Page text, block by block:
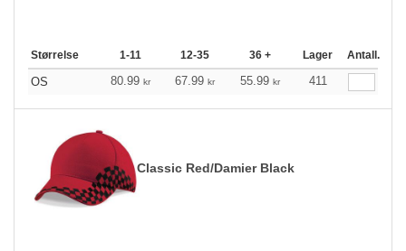
Størrelse 1-11 12-35 36 + Lager Antall.
OS 80.99 kr 67.99 kr 55.99 kr 411
Classic Red/Damier Black